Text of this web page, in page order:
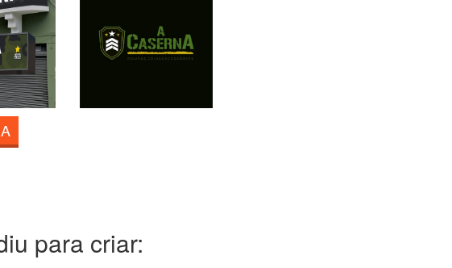
para criar: